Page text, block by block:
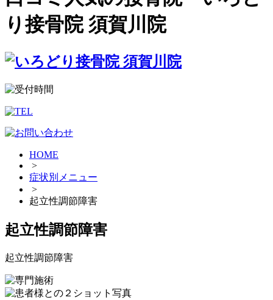
り接骨院 須賀川院
HOME
>
症状別メニュー
>
起立性調節障害
起立性調節障害
起立性調節障害